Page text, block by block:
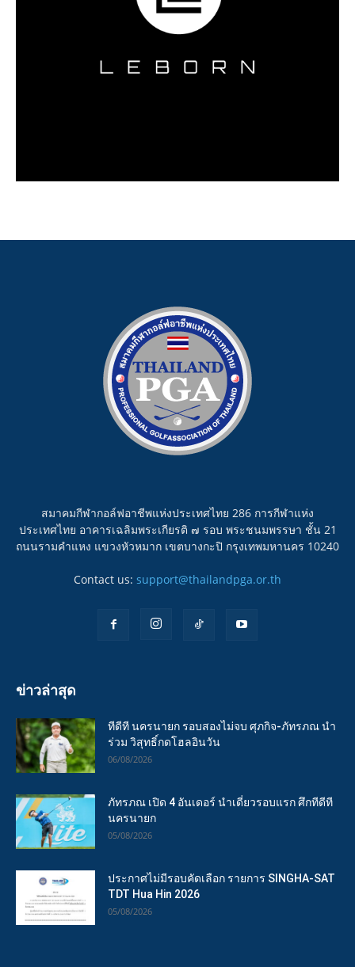
สมาคมกีฬากอล์ฟอาชีพแห่งประเทศไทย 286 การกีฬาแห่ง
ประเทศไทย อาคารเฉลิมพระเกียรติ ๗ รอบ พระชนมพรรษา ชั้น 21
ถนนรามคำแหง แขวงหัวหมาก เขตบางกะปิ กรุงเทพมหานคร 10240
Contact us: support@thailandpga.or.th
ข่าวล่าสุด
ทีดีที นครนายก รอบสองไม่จบ ศุภกิจ-ภัทรภณ นำ
ร่วม วิสุทธิ์กดโฮลอินวัน
06/08/2026
ภัทรภณ เปิด 4 อันเดอร์ นำเดี่ยวรอบแรก ศึกทีดีที
นครนายก
05/08/2026
ประกาศไม่มีรอบคัดเลือก รายการ SINGHA-SAT
TDT Hua Hin 2026
05/08/2026